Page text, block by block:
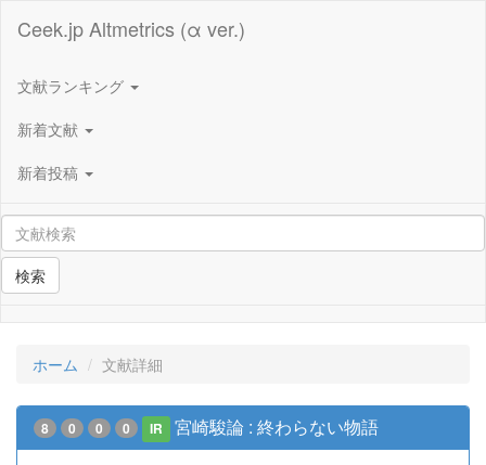
Ceek.jp Altmetrics (α ver.)
文献ランキング
新着文献
新着投稿
検索
ホーム 文献詳細
8 0 0 0 IR 宮崎駿論 : 終わらない物語